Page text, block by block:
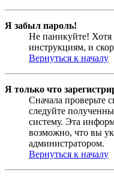
Я забыл пароль!
Не паникуйте! Хотя
инструкциям, и
Вернуться к началу
Я только что
Сначала проверьте
следуйте
систему. Эта
возможно, что вы
администратором.
Вернуться к началу